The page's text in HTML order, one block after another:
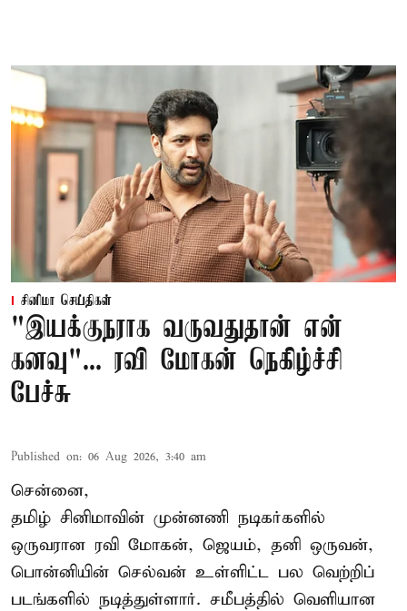
சினிமா செய்திகள்
"இயக்குநராக வருவதுதான் என்
கனவு"... ரவி மோகன் நெகிழ்ச்சி
பேச்சு
Published on: 06 Aug 2026, 3:40 am
சென்னை,
தமிழ் சினிமாவின் முன்னணி நடிகர்களில்
ஒருவரான ரவி மோகன், ஜெயம், தனி ஒருவன்,
பொன்னியின் செல்வன் உள்ளிட்ட பல வெற்றிப்
படங்களில் நடித்துள்ளார். சமீபத்தில் வெளியான